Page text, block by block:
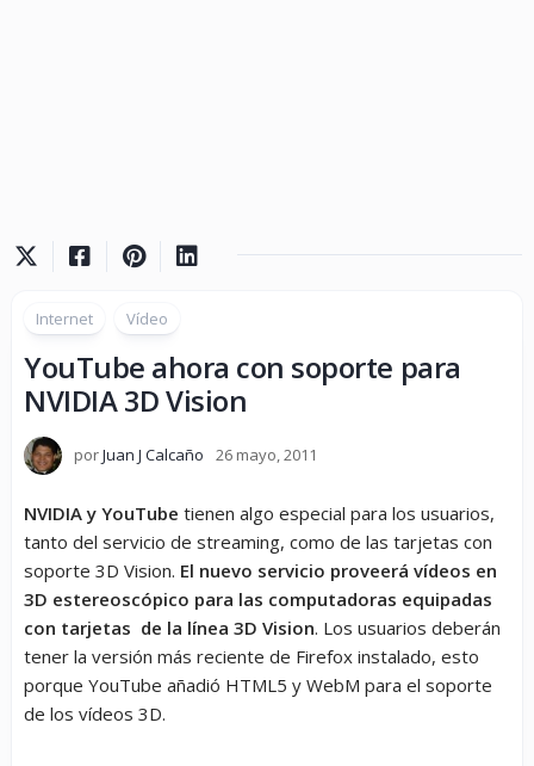
Internet Vídeo
YouTube ahora con soporte para
NVIDIA 3D Vision
porJuan J Calcaño 26 mayo, 2011
NVIDIA y YouTube tienen algo especial para los usuarios,
tanto del servicio de streaming, como de las tarjetas con
soporte 3D Vision. El nuevo servicio proveerá vídeos en
3D estereoscópico para las computadoras equipadas
con tarjetas de la línea 3D Vision. Los usuarios deberán
tener la versión más reciente de Firefox instalado, esto
porque YouTube añadió HTML5 y WebM para el soporte
de los vídeos 3D.